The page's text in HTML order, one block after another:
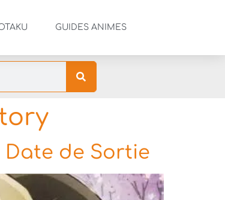
GUIDES ANIMES
Date de Sortie